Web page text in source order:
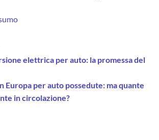
elettrica per auto: la promessa del
Europa per auto possedute: ma quante
in circolazione?